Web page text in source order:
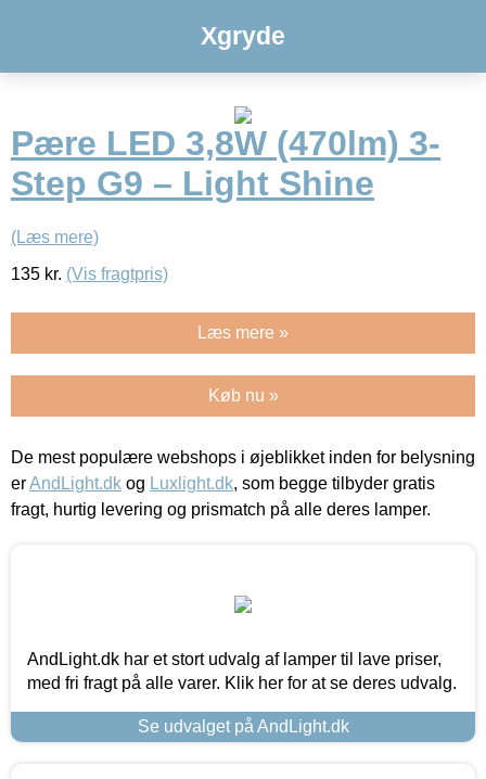
Xgryde
Pære LED 3,8W (470lm) 3-
Step G9 – Light Shine
(Læs mere)
135 kr. (Vis fragtpris)
Læs mere »
Køb nu »
De mest populære webshops i øjeblikket inden for belysning
erAndLight.dk og Luxlight.dk, som begge tilbyder gratis
fragt, hurtig levering og prismatch på alle deres lamper.
AndLight.dk har et stort udvalg af lamper til lave priser,
med fri fragt på alle varer. Klik her for at se deres udvalg.
Se udvalget på AndLight.dk